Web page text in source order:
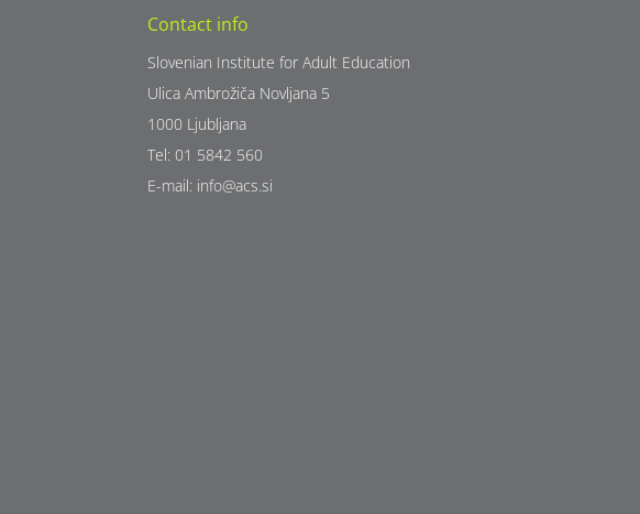
Contact info
Slovenian Institute for Adult Education
Ulica Ambrožiča Novljana 5
1000 Ljubljana
Tel: 01 5842 560
E-mail: info@acs.si